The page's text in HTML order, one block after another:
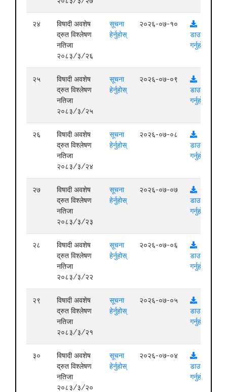
२४
विषादी अवशेष
द्रुत विश्लेषण
नतिजा
२०८३/३/२६
सूचना
हेर्नुहोस्
२०२६-०७-१०
डाउनलोड
गर्नुहोस्
२५
विषादी अवशेष
द्रुत विश्लेषण
नतिजा
२०८३/३/२५
सूचना
हेर्नुहोस्
२०२६-०७-०९
डाउनलोड
गर्नुहोस्
२६
विषादी अवशेष
द्रुत विश्लेषण
नतिजा
२०८३/३/२४
सूचना
हेर्नुहोस्
२०२६-०७-०८
डाउनलोड
गर्नुहोस्
२७
विषादी अवशेष
द्रुत विश्लेषण
नतिजा
२०८३/३/२३
सूचना
हेर्नुहोस्
२०२६-०७-०७
डाउनलोड
गर्नुहोस्
२८
विषादी अवशेष
द्रुत विश्लेषण
नतिजा
२०८३/३/२२
सूचना
हेर्नुहोस्
२०२६-०७-०६
डाउनलोड
गर्नुहोस्
२९
विषादी अवशेष
द्रुत विश्लेषण
नतिजा
२०८३/३/२१
सूचना
हेर्नुहोस्
२०२६-०७-०५
डाउनलोड
गर्नुहोस्
३०
विषादी अवशेष
द्रुत विश्लेषण
नतिजा
२०८३/३/२०
सूचना
हेर्नुहोस्
२०२६-०७-०४
डाउनलोड
गर्नुहोस्